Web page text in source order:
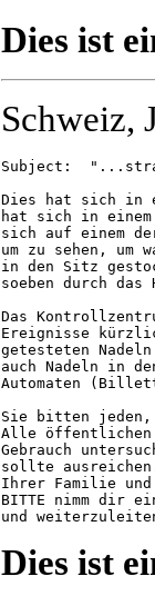
Dies ist
Schweiz,
Subject:
Dies hat sich in
hat sich in
sich auf einem
um zu sehen,
in den Sitz
soeben durch
Das
Ereignisse
getesteten
auch Nadeln in
Automaten
Sie bitten
Alle öffentlichen
Gebrauch
sollte
Ihrer Familie
BITTE nimm dir
und
Dies ist